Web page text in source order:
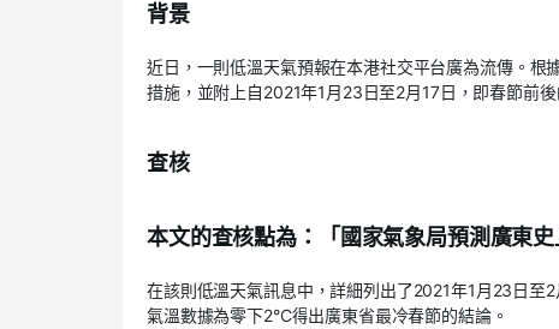
背景
近日，一則低溫天氣預報在本港社交平台廣為流傳。根
措施，並附上自2021年1月23日至2月17日，即春節前
查核
本文的查核點為：「國家氣象局預測廣東
在該則低溫天氣訊息中，詳細列出了2021年1月23日至
氣溫數據為零下2°C得出廣東省最冷春節的結論。